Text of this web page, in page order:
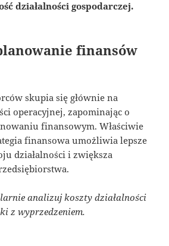
działalności gospodarczej.
finansów
skupia się głównie na
operacyjnej, zapominając o
finansowym. Właściwie
finansowa umożliwia lepsze
działalności i zwiększa
analizuj koszty działalności
z wyprzedzeniem.